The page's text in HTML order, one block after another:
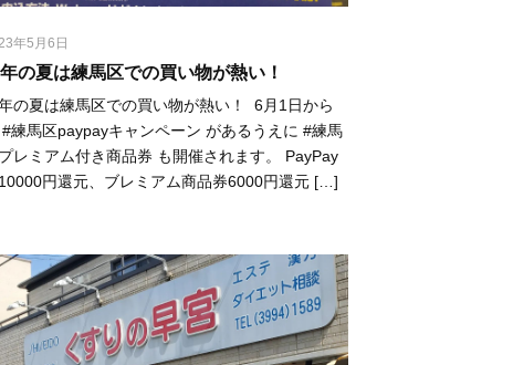
年5月6日
の夏は練馬区での買い物が熱い！⁡
の夏は練馬区での買い物が熱い！⁡ ⁡ 6月1日から
練馬区paypayキャンペーン があるうえに #練馬
レミアム付き商品券 も開催されます。⁡ ⁡PayPay
円還元、ブレミアム商品券6000円還元 […]